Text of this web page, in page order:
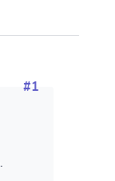
#1